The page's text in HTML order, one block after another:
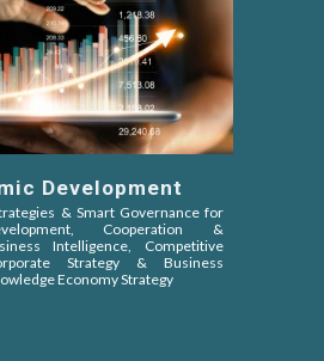
Development
& Smart Governance for
Cooperation &
Intelligence, Competitive
Strategy & Business
Economy Strategy